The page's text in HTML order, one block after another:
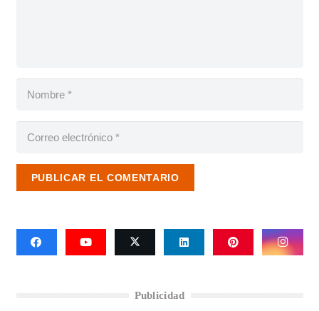
PUBLICAR EL COMENTARIO
Publicidad